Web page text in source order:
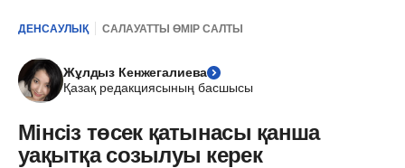
ДЕНСАУЛЫҚ САЛАУАТТЫ ӨМІР САЛТЫ
Жұлдыз Кенжегалиева
Қазақ редакциясының басшысы
Мінсіз төсек қатынасы қанша
уақытқа созылуы керек